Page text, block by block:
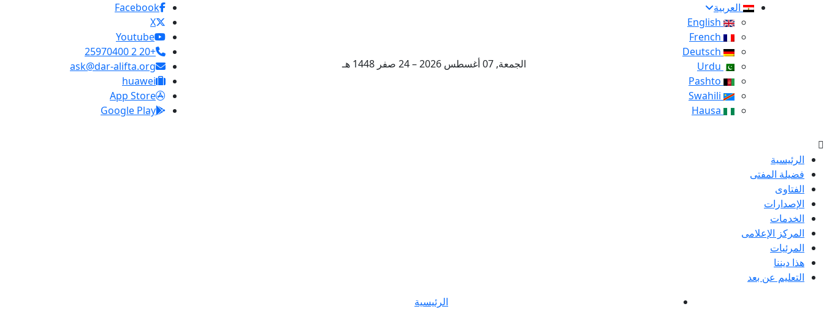
العربية
الجمعة, 07 أغسطس 2026 – 24 صفر 1448 هـ
Facebook
X
Youtube
+20 2 25970400
ask@dar-alifta.org
huawei
App Store
Google Play
الرئيسية
فضيلة المفتى
الفتاوى
الإصدارات
الخدمات
المركز الإعلامى
المرئيات
هذا ديننا
التعليم عن بعد
الرئيسية